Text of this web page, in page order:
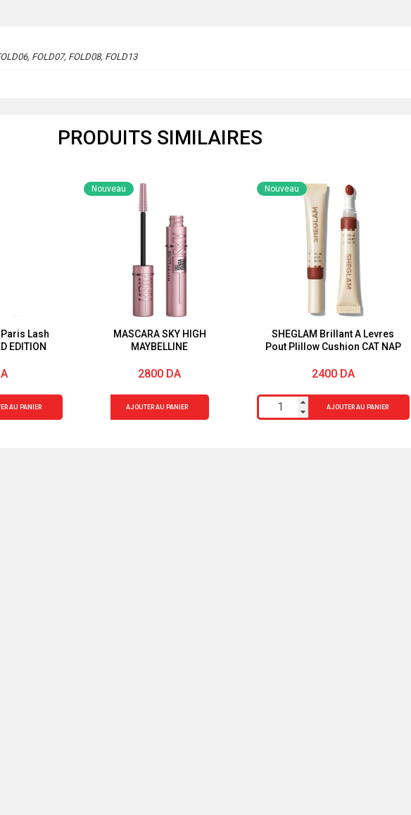
FOLD07, FOLD08, FOLD13
PRODUITS SIMILAIRES
Lash
EDITION
AU PANIER
MASCARA SKY HIGH
MAYBELLINE
Nouveau
2800 DA
AJOUTER AU PANIER
SHEGLAM Brillant A Levres
Pout PIillow Cushion CAT NAP
Nouveau
2400 DA
quantité
de
AJOUTER AU PANIER